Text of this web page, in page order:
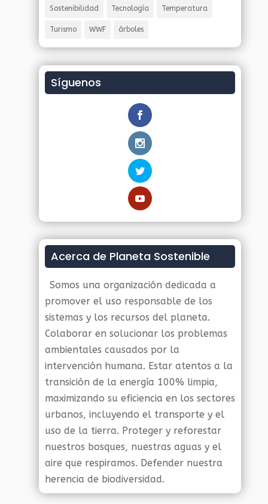
Sostenibilidad Tecnología Temperatura
Turismo WWF árboles
Síguenos
Acerca de Planeta Sostenible
Somos una organización dedicada a
promover el uso responsable de los
sistemas y los recursos del planeta.
Colaborar en solucionar los problemas
ambientales causados por la
intervención humana. Estar atentos a la
transición de la energía 100% limpia,
maximizando su eficiencia en los sectores
urbanos, incluyendo el transporte y el
uso de la tierra. Proteger y reforestar
nuestros bosques, nuestras aguas y el
aire que respiramos. Defender nuestra
herencia de biodiversidad.